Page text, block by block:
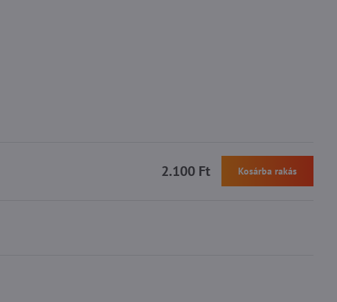
2.100 Ft Kosárba rakás